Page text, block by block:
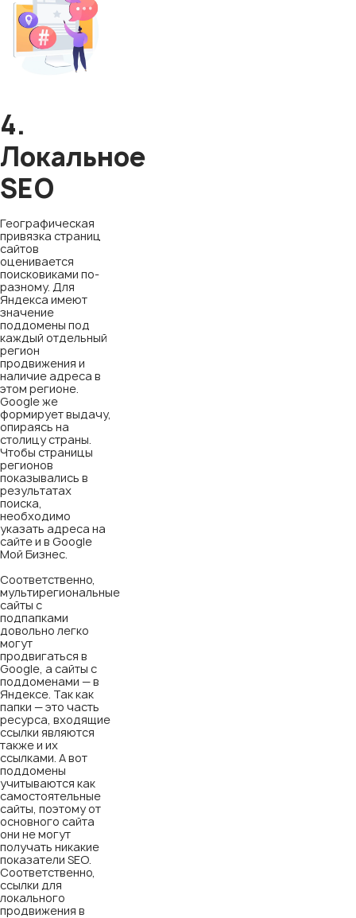
4.
Локальное
SEO
Географическая
привязка страниц
сайтов
оценивается
поисковиками по-
разному. Для
Яндекса имеют
значение
поддомены под
каждый отдельный
регион
продвижения и
наличие адреса в
этом регионе.
Google же
формирует выдачу,
опираясь на
столицу страны.
Чтобы страницы
регионов
показывались в
результатах
поиска,
необходимо
указать адреса на
сайте и в Google
Мой Бизнес.
Соответственно,
мультирегиональные
сайты с
подпапками
довольно легко
могут
продвигаться в
Google, а сайты с
поддоменами — в
Яндексе. Так как
папки — это часть
ресурса, входящие
ссылки являются
также и их
ссылками. А вот
поддомены
учитываются как
самостоятельные
сайты, поэтому от
основного сайта
они не могут
получать никакие
показатели SEO.
Соответственно,
ссылки для
локального
продвижения в